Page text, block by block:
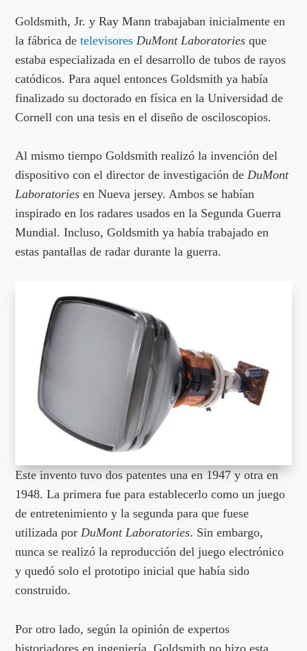
Goldsmith, Jr. y Ray Mann trabajaban inicialmente en
la fábrica detelevisores DuMont Laboratories que
estaba especializada en el desarrollo de tubos de rayos
catódicos. Para aquel entonces Goldsmith ya había
finalizado su doctorado en física en la Universidad de
Cornell con una tesis en el diseño de osciloscopios.
Al mismo tiempo Goldsmith realizó la invención del
dispositivo con el director de investigación deDuMont
Laboratories en Nueva jersey. Ambos se habían
inspirado en los radares usados en la Segunda Guerra
Mundial. Incluso, Goldsmith ya había trabajado en
estas pantallas de radar durante la guerra.
Este invento tuvo dos patentes una en 1947 y otra en
1948. La primera fue para establecerlo como un juego
de entretenimiento y la segunda para que fuese
utilizada por DuMont Laboratories. Sin embargo,
nunca se realizó la reproducción del juego electrónico
y quedó solo el prototipo inicial que había sido
construido.
Por otro lado, según la opinión de expertos
historiadores en ingeniería, Goldsmith no hizo esta